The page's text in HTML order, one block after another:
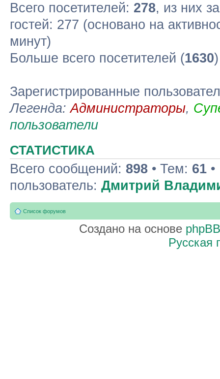
Всего посетителей: 278, из них
гостей: 277 (основано на
минут)
Больше всего посетителей (1630
Зарегистрированные
Легенда:Администраторы,
пользователи
СТАТИСТИКА
Всего сообщений: 898 • Тем: 61
пользователь: Дмитрий
Список форумов
Создано на основе phpBB
Русская